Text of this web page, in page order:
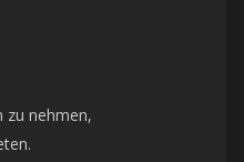
zu nehmen,